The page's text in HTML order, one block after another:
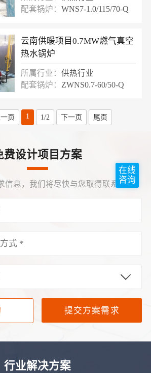
在线
咨询
配套锅炉：WNS7-1.0/115/70-Q
云南供暖项目0.7MW燃气真空
热水锅炉
所属行业：供热行业
配套锅炉： ZWNS0.7-60/50-Q
一页 1 1/2 下一页 尾页
费设计项目方案
信息，我们将尽快与您取得联系
提交方案需求
行业解决方案